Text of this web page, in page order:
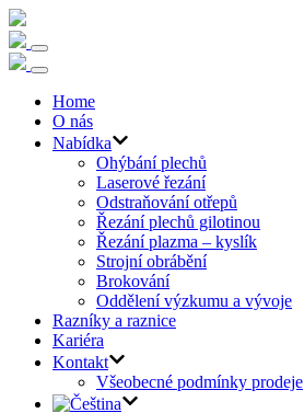
Home
O nás
Nabídka
Ohýbání plechů
Laserové řezání
Odstraňování otřepů
Řezání plechů gilotinou
Řezání plazma – kyslík
Strojní obrábění
Brokování
Oddělení výzkumu a vývoje
Razníky a raznice
Kariéra
Kontakt
Všeobecné podmínky prodeje